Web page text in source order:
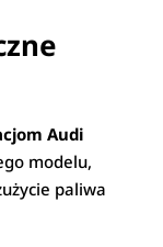
Audi
modelu,
paliwa